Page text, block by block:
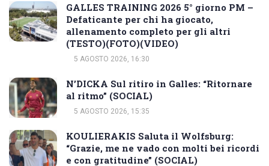
GALLES TRAINING 2026 5° giorno PM –
Defaticante per chi ha giocato,
allenamento completo per gli altri
(TESTO)(FOTO)(VIDEO)
5 AGOSTO 2026, 16:30
N’DICKA Sul ritiro in Galles: “Ritornare
al ritmo” (SOCIAL)
5 AGOSTO 2026, 15:35
KOULIERAKIS Saluta il Wolfsburg:
“Grazie, me ne vado con molti bei ricordi
e con gratitudine” (SOCIAL)